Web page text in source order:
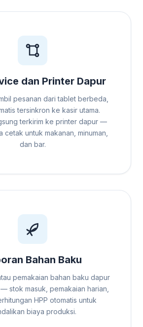
dan Printer Dapur
pesanan dari tablet berbeda,
tersinkron ke kasir utama.
terkirim ke printer dapur —
cetak untuk makanan, minuman,
dan bar.
Bahan Baku
pemakaian bahan baku dapur
stok masuk, pemakaian harian,
HPP otomatis untuk
biaya produksi.